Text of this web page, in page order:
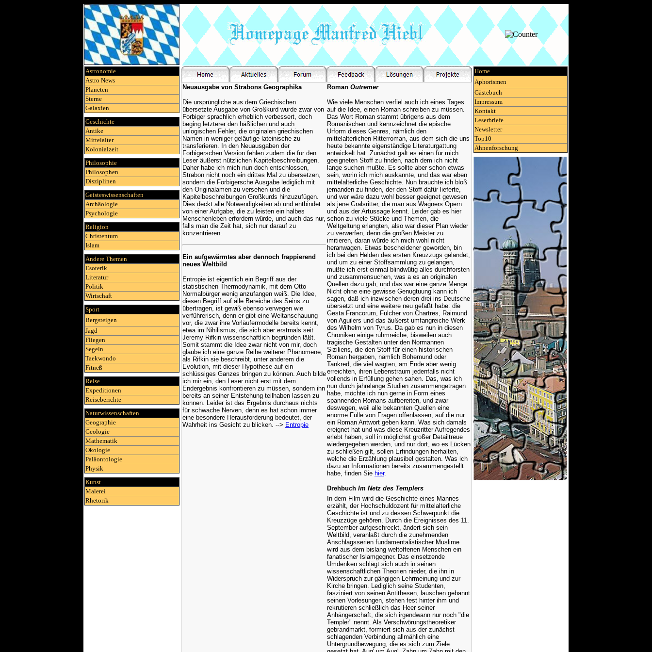
Astronomie
Astro News
Planeten
Sterne
Galaxien
Geschichte
Antike
Mittelalter
Kolonialzeit
Philosophie
Philosophen
Disziplinen
Geisteswissenschaften
Archäologie
Psychologie
Religion
Christentum
Islam
Andere Themen
Esoterik
Literatur
Politik
Wirtschaft
Sport
Bergsteigen
Jagd
Fliegen
Segeln
Taekwondo
Fitneß
Reise
Expeditionen
Reiseberichte
Naturwissenschaften
Geographie
Geologie
Mathematik
Ökologie
Paläontologie
Physik
Kunst
Malerei
Rhetorik
Neuausgabe von Strabons Geographika
Die ursprüngliche aus dem Griechischen
übersetzte Ausgabe von Großkurd wurde zwar von
Forbiger sprachlich erheblich verbessert, doch
beging letzterer den häßlichen und auch
unlogischen Fehler, die originalen griechischen
Namen in weniger geläufige lateinische zu
transferieren. In den Neuausgaben der
Forbigerschen Version fehlen zudem die für den
Leser äußerst nützlichen Kapitelbeschreibungen.
Daher habe ich mich nun doch entschlossen,
Strabon nicht noch ein drittes Mal zu übersetzen,
sondern die Forbigersche Ausgabe lediglich mit
den Originalamen zu versehen und die
Kapitelbeschreibungen Großkurds hinzuzufügen.
Dies deckt alle Notwendigkeiten ab und entbindet
von einer Aufgabe, die zu leisten ein halbes
Menschenleben erfordern würde, und auch das nur,
falls man die Zeit hat, sich nur darauf zu
konzentrieren.
Ein aufgewärmtes aber dennoch frappierend
neues Weltbild
Entropie ist eigentlich ein Begriff aus der
statistischen Thermodynamik, mit dem Otto
Normalbürger wenig anzufangen weiß. Die Idee,
diesen Begriff auf alle Bereiche des Seins zu
übertragen, ist gewiß ebenso verwegen wie
verführerisch, denn er gibt eine Weltanschauung
vor, die zwar ihre Vorläufermodelle bereits kennt,
etwa im Nihilismus, die sich aber erstmals seit
Jeremy Rifkin wissenschaftlich begründen läßt.
Somit stammt die Idee zwar nicht von mir, doch
glaube ich eine ganze Reihe weiterer Phänomene,
als Rifkin sie beschreibt, unter anderem die
Evolution, mit dieser Hypothese auf ein
schlüssiges Ganzes bringen zu können. Auch bilde
ich mir ein, den Leser nicht erst mit dem
Endergebnis konfrontieren zu müssen, sondern ihn
bereits an seiner Entstehung teilhaben lassen zu
können. Leider ist das Ergebnis durchaus nichts
für schwache Nerven, denn es hat schon immer
eine besondere Herausforderung bedeutet, der
Wahrheit ins Gesicht zu blicken. --> Entropie
Roman Outremer
Wie viele Menschen verfiel auch ich eines Tages
auf die Idee, einen Roman schreiben zu müssen.
Das Wort Roman stammt übrigens aus dem
Romanischen und kennzeichnet die epische
Urform dieses Genres, nämlich den
mittelalterlichen Ritterroman, aus dem sich die uns
heute bekannte eigenständige Literaturgattung
entwickelt hat. Zunächst galt es einen für mich
geeigneten Stoff zu finden, nach dem ich nicht
lange suchen mußte. Es sollte aber schon etwas
sein, worin ich mich auskannte, und das war eben
mittelalterliche Geschichte. Nun brauchte ich bloß
jemanden zu finden, der den Stoff dafür lieferte,
und wer wäre dazu wohl besser geeignet gewesen
als jene Gralsritter, die man aus Wagners Opern
und aus der Artussage kennt. Leider gab es hier
schon zu viele Stücke und Themen, die
Weltgeltung erlangten, also war dieser Plan wieder
zu verwerfen, denn die großen Meister zu
imitieren, daran würde ich mich wohl nicht
heranwagen. Etwas bescheidener geworden, bin
ich bei den Helden des ersten Kreuzzugs gelandet,
und um zu einer Stoffsammlung zu gelangen,
mußte ich erst einmal blindwütig alles durchforsten
und zusammensuchen, was a es an originalen
Quellen dazu gab, und das war eine ganze Menge.
Nicht ohne eine gewisse Genugtuung kann ich
sagen, daß ich inzwischen deren drei ins Deutsche
übersetzt und eine weitere neu gefaßt habe: die
Gesta Francorum, Fulcher von Chartres, Raimund
von Aguilers und das äußerst umfangreiche Werk
des Wilhelm von Tyrus. Da gab es nun in diesen
Chroniken einige ruhmreiche, bisweilen auch
tragische Gestalten unter den Normannen
Siziliens, die den Stoff für einen historischen
Roman hergaben, nämlich Bohemund oder
Tankred, die viel wagten, am Ende aber wenig
erreichten, ihren Lebenstraum jedenfalls nicht
vollends in Erfüllung gehen sahen. Das, was ich
nun durch jahrelange Studien zusammengetragen
habe, möchte ich nun gerne in Form eines
spannenden Romans aufbereiten, und zwar
deswegen, weil alle bekannten Quellen eine
enorme Fülle von Fragen offenlassen, auf die nur
ein Roman Antwort geben kann. Was sich damals
ereignet hat und was diese Kreuzritter Aufregendes
erlebt haben, soll in möglichst großer Detailtreue
wiedergegeben werden, und nur dort, wo es Lücken
zu schließen gilt, sollen Erfindungen herhalten,
welche die Erzählung plausibel gestalten. Was ich
dazu an Informationen bereits zusammengestellt
habe, finden Sie hier.
Drehbuch Im Netz des Templers
In dem Film wird die Geschichte eines Mannes
erzählt, der Hochschuldozent für mittelalterliche
Geschichte ist und zu dessen Schwerpunkt die
Kreuzzüge gehören. Durch die Ereignisses des 11.
September aufgeschreckt, ändert sich sein
Weltbild, veranlaßt durch die zunehmenden
Anschlagsserien fundamentalistischer Muslime
wird aus dem bislang weltoffenen Menschen ein
fanatischer Islamgegner. Das einsetzende
Umdenken schlägt sich auch in seinen
wissenschaftlichen Theorien nieder, die ihn in
Widerspruch zur gängigen Lehrmeinung und zur
Kirche bringen. Lediglich seine Studenten,
fasziniert von seinen Antithesen, lauschen gebannt
seinen Vorlesungen, stehen fest hinter ihm und
rekrutieren schließlich das Heer seiner
Anhängerschaft, die sich irgendwann nur noch "die
Templer" nennt. Als Verschwörungstheoretiker
gebrandmarkt, formiert sich aus der zunächst
schlagenden Verbindung allmählich eine
Untergrundbewegung, die es sich zum Ziele
Home
Aphorismen
Gästebuch
Impressum
Kontakt
Leserbriefe
Newsletter
Top10
Ahnenforschung